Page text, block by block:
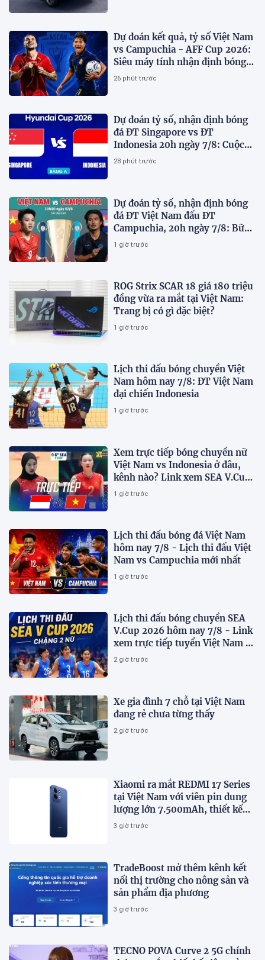
Dự đoán kết quả, tỷ số Việt Nam
vs Campuchia - AFF Cup 2026:
Siêu máy tính nhận định bóng
đá hôm nay
26 phút trước
Dự đoán tỷ số, nhận định bóng
đá ĐT Singapore vs ĐT
Indonesia 20h ngày 7/8: Cuộc
chiến sống còn
28 phút trước
Dự đoán tỷ số, nhận định bóng
đá ĐT Việt Nam đấu ĐT
Campuchia, 20h ngày 7/8: Bữa
tiệc bàn thắng tại Mỹ Đình
1 giờ trước
ROG Strix SCAR 18 giá 180 triệu
đồng vừa ra mắt tại Việt Nam:
Trang bị có gì đặc biệt?
1 giờ trước
Lịch thi đấu bóng chuyền Việt
Nam hôm nay 7/8: ĐT Việt Nam
đại chiến Indonesia
1 giờ trước
Xem trực tiếp bóng chuyền nữ
Việt Nam vs Indonesia ở đâu,
kênh nào? Link xem SEA V.Cup
2026 mới nhất
1 giờ trước
Lịch thi đấu bóng đá Việt Nam
hôm nay 7/8 - Lịch thi đấu Việt
Nam vs Campuchia mới nhất
1 giờ trước
Lịch thi đấu bóng chuyền SEA
V.Cup 2026 hôm nay 7/8 - Link
xem trực tiếp tuyển Việt Nam vs
Indonesia
2 giờ trước
Xe gia đình 7 chỗ tại Việt Nam
đang rẻ chưa từng thấy
2 giờ trước
Xiaomi ra mắt REDMI 17 Series
tại Việt Nam với viên pin dung
lượng lớn 7.500mAh, thiết kế
trẻ trung, giá từ 5,5 triệu đồng
3 giờ trước
TradeBoost mở thêm kênh kết
nối thị trường cho nông sản và
sản phẩm địa phương
3 giờ trước
TECNO POVA Curve 2 5G chính